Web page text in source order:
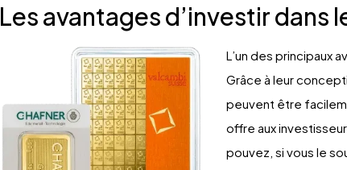
Les avantages d’investir dans
L’un des principaux
Grâce à leur
peuvent être
offre aux
pouvez, si vous le